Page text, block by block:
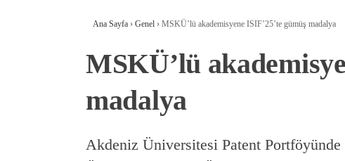
Ana Sayfa › Genel › MSKÜ’lü akademisyene ISIF’25’te gümüş madalya
MSKÜ’lü
madalya
Akdeniz Üniversitesi Patent